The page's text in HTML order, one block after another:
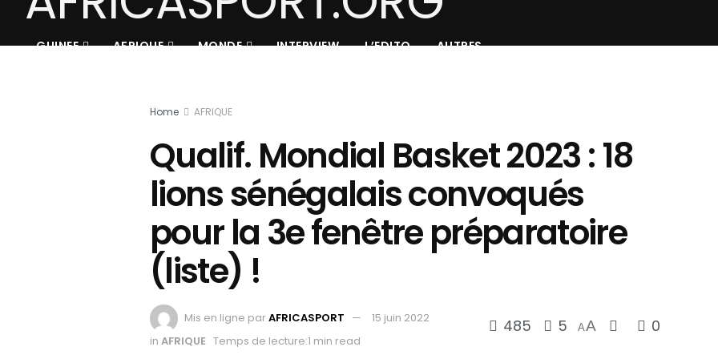
GUINEE AFRIQUE MONDE INTERVIEW L’EDITO AUTRES
Home AFRIQUE
Qualif. Mondial Basket 2023 : 18
lions sénégalais convoqués
pour la 3e fenêtre préparatoire
(liste) !
Mis en ligne parAFRICASPORT
15 juin 2022
in AFRIQUE Temps de lecture:1 min read
485 5 AA 0